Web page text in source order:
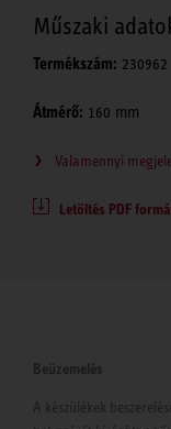
Műszaki
Termékszám: 230962
Átmérő: 160 mm
Valamennyi
Letöltés PDF
Beüzemelés
A készülékek